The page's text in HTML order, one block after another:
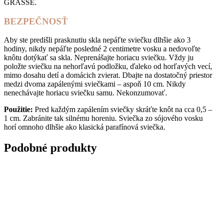
GRASSE.
BEZPEČNOSŤ
Aby ste predišli prasknutiu skla nepáľte sviečku dlhšie ako 3
hodiny, nikdy nepáľte posledné 2 centimetre vosku a nedovoľte
knôtu dotýkať sa skla. Neprenášajte horiacu sviečku. Vždy ju
položte sviečku na nehorľavú podložku, ďaleko od horľavých vecí,
mimo dosahu detí a domácich zvierat. Dbajte na dostatočný priestor
medzi dvoma zapálenými sviečkami – aspoň 10 cm. Nikdy
nenechávajte horiacu sviečku samu. Nekonzumovať.
Použitie: Pred každým zapálením sviečky skráťte knôt na cca 0,5 –
1 cm. Zabránite tak silnému horeniu. Sviečka zo sójového vosku
horí omnoho dlhšie ako klasická parafínová sviečka.
Podobné produkty